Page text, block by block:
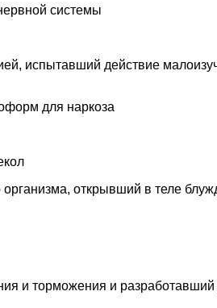
системы
испытавший действие
для наркоза
открывший в теле
и торможения и разработавший